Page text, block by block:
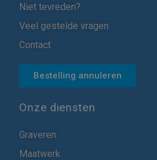
Niet tevreden?
Veel gestelde vragen
Contact
Bestelling annuleren
Onze diensten
Graveren
Maatwerk